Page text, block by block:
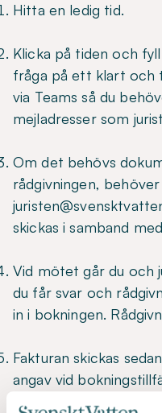
Hitta en ledig tid.
Klicka på tiden och
fråga på ett klart och
via Teams så du
mejladresser som
Om det behövs
rådgivningen,
skickas i samband
Vid mötet går du och
du får svar och
in i bokningen.
Fakturan skickas
angav vid
Kontrollera gärna